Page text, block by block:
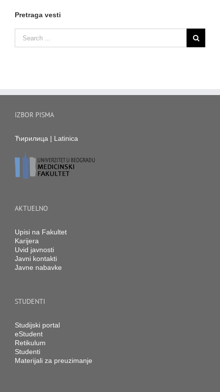
Pretraga vesti
IZBOR PISMA
Ћирилица | Latinica
AKTUELNO
Upisi na Fakultet
Karijera
Uvid javnosti
Javni kontakti
Javne nabavke
STUDENTI
Studijski portal
eStudent
Retikulum
Studenti
Materijali za preuzimanje